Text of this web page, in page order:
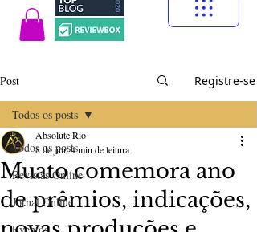
Post Registre-se
Todos os posts
Revistas Online
Jornal Online
Eventos
Todos os posts
Muato comemora ano
de prêmios, indicações,
Absolute Rio
8 de jun.4 min de leitura